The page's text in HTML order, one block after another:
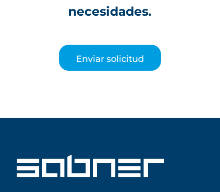
necesidades.
Enviar solicitud